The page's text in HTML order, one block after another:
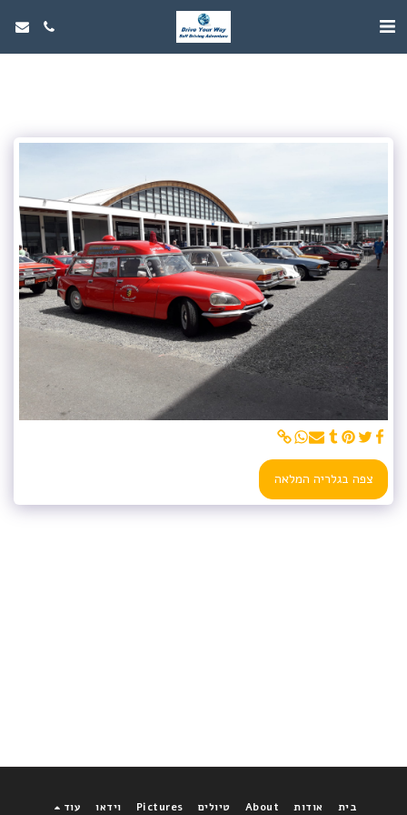
צפה בגלריה המלאה
בית אודות About טיולים Pictures וידאו עוד